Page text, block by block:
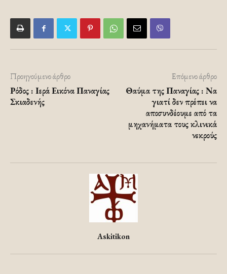
Προηγούμενο άρθρο
Ρόδος : Ιερά Εικόνα Παναγίας
Σκιαδενής
Επόμενο άρθρο
Θαύμα της Παναγίας : Να
γιατί δεν πρέπει να
αποσυνδέουμε από τα
μηχανήματα τους κλινικά
νεκρούς
Askitikon